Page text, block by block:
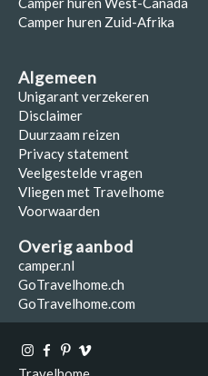
Camper huren Zuid-Afrika
Algemeen
Unigarant verzekeren
Disclaimer
Duurzaam reizen
Privacy statement
Veelgestelde vragen
Vliegen met Travelhome
Voorwaarden
Overig aanbod
camper.nl
GoTravelhome.ch
GoTravelhome.com